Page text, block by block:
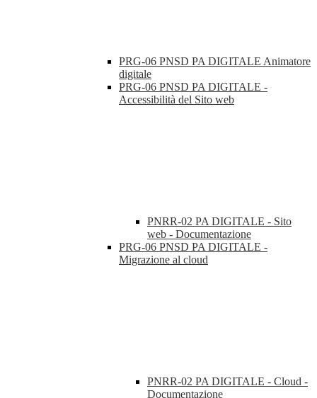
PRG-06 PNSD PA DIGITALE Animatore
digitale
PRG-06 PNSD PA DIGITALE -
Accessibilità del Sito web
PNRR-02 PA DIGITALE - Sito
web - Documentazione
PRG-06 PNSD PA DIGITALE -
Migrazione al cloud
PNRR-02 PA DIGITALE - Cloud -
Documentazione